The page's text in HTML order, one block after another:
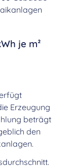
je m²
Erzeugung
beträgt
den